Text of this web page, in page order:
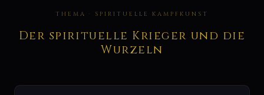
THEMA · SPIRITUELLE KAMPFKUNST
Der spirituelle Krieger und die
Wurzeln